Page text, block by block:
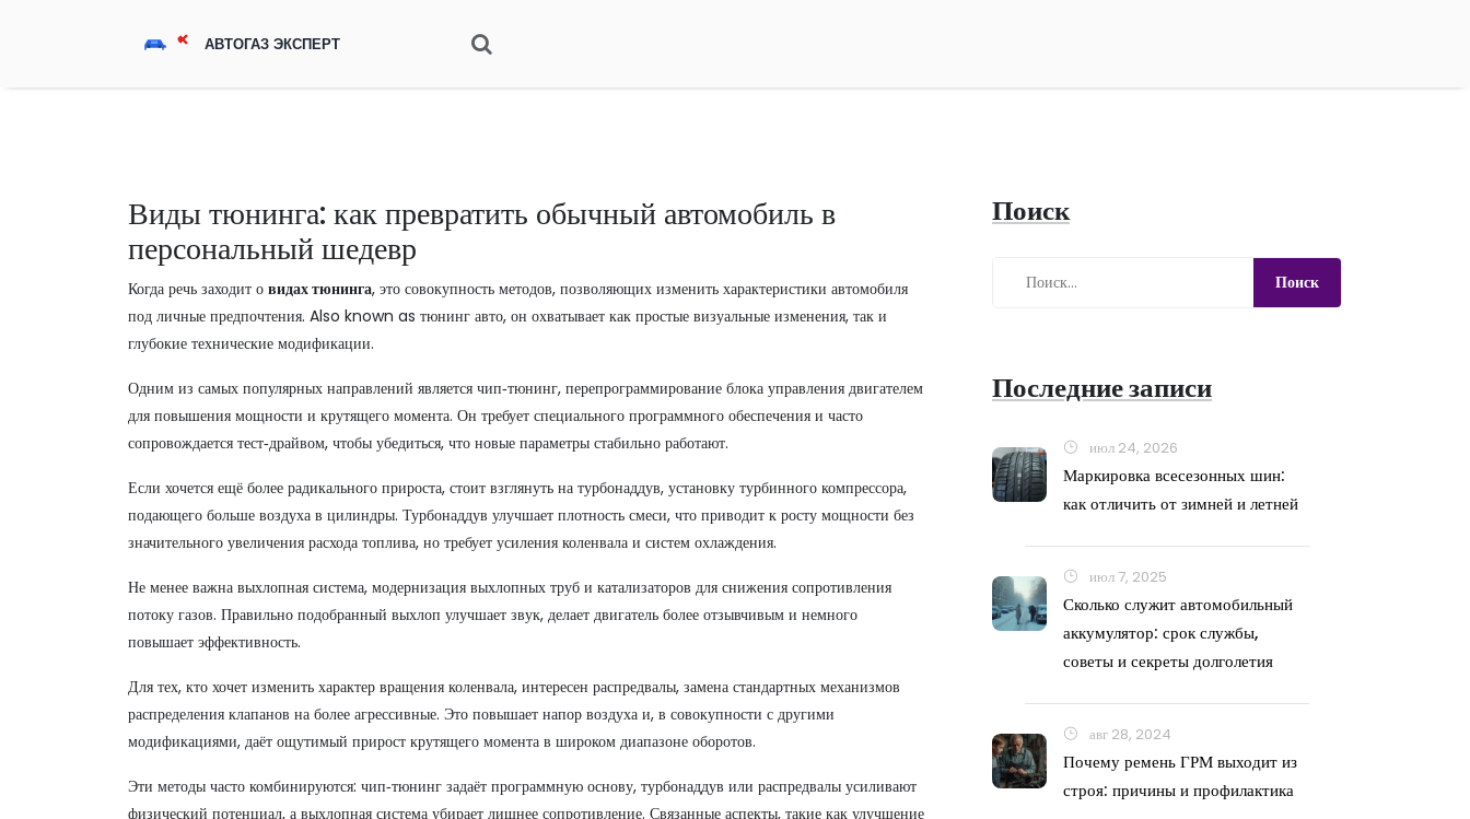
Виды тюнинга: как превратить обычный автомобиль в
персональный шедевр
Когда речь заходит о видах тюнинга, это совокупность методов, позволяющих изменить характеристики автомобиля
под личные предпочтения. Also known as тюнинг авто, он охватывает как простые визуальные изменения, так и
глубокие технические модификации.
Одним из самых популярных направлений является чип‑тюнинг, перепрограммирование блока управления двигателем
для повышения мощности и крутящего момента. Он требует специального программного обеспечения и часто
сопровождается тест‑драйвом, чтобы убедиться, что новые параметры стабильно работают.
Если хочется ещё более радикального прироста, стоит взглянуть на турбонаддув, установку турбинного компрессора,
подающего больше воздуха в цилиндры. Турбонаддув улучшает плотность смеси, что приводит к росту мощности без
значительного увеличения расхода топлива, но требует усиления коленвала и систем охлаждения.
Не менее важна выхлопная система, модернизация выхлопных труб и катализаторов для снижения сопротивления
потоку газов. Правильно подобранный выхлоп улучшает звук, делает двигатель более отзывчивым и немного
повышает эффективность.
Для тех, кто хочет изменить характер вращения коленвала, интересен распредвалы, замена стандартных механизмов
распределения клапанов на более агрессивные. Это повышает напор воздуха и, в совокупности с другими
модификациями, даёт ощутимый прирост крутящего момента в широком диапазоне оборотов.
Эти методы часто комбинируются: чип‑тюнинг задаёт программную основу, турбонаддув или распредвалы усиливают
физический потенциал, а выхлопная система убирает лишнее сопротивление. Связанные аспекты, такие как улучшение
Поиск
Последние записи
июл 24, 2026
Маркировка всесезонных шин:
как отличить от зимней и летней
июл 7, 2025
Сколько служит автомобильный
аккумулятор: срок службы,
советы и секреты долголетия
авг 28, 2024
Почему ремень ГРМ выходит из
строя: причины и профилактика